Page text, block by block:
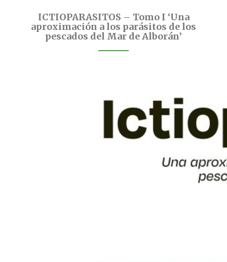
ICTIOPARASITOS – Tomo I ‘Una
aproximación a los parásitos de los
pescados del Mar de Alborán’